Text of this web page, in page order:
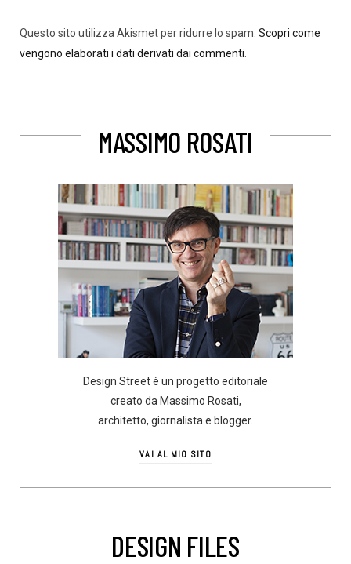
Questo sito utilizza Akismet per ridurre lo spam. Scopri come
vengono elaborati i dati derivati dai commenti
MASSIMO ROSATI
Design Street è un progetto editoriale
creato da Massimo Rosati,
architetto, giornalista e blogger.
VAI AL MIO SITO
DESIGN FILES